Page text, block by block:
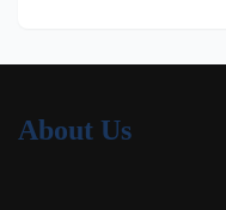
About Us